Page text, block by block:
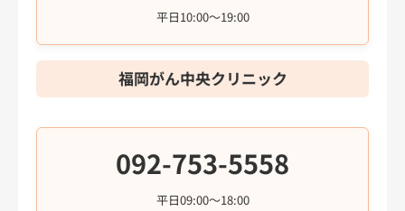
平日10:00～19:00
福岡がん中央クリニック
092-753-5558
平日09:00～18:00